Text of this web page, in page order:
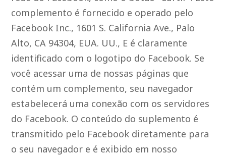
complemento é fornecido e operado pelo
Facebook Inc., 1601 S. California Ave., Palo
Alto, CA 94304, EUA. UU., E é claramente
identificado com o logotipo do Facebook. Se
você acessar uma de nossas páginas que
contém um complemento, seu navegador
estabelecerá uma conexão com os servidores
do Facebook. O conteúdo do suplemento é
transmitido pelo Facebook diretamente para
o seu navegador e é exibido em nosso